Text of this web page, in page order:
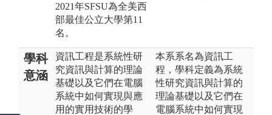
2021年SFSU為全美西
部最佳公立大學第11
名。
學科
意涵
資訊工程是系統性研
究資訊與計算的理論
基礎以及它們在電腦
系統中如何實現與應
用的實用技術的學
本系系名為資訊工
程，學科定義為系統
性研究資訊與計算的
理論基礎以及它們在
電腦系統中如何實現